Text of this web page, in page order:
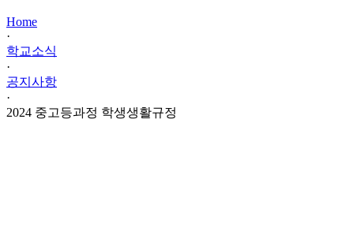
Home
·
학교소식
·
공지사항
·
2024 중고등과정 학생생활규정